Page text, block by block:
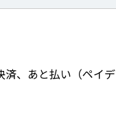
済、あと払い（ペイデ